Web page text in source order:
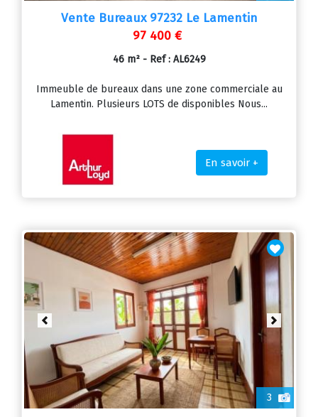
Vente Bureaux 97232 Le Lamentin
97 400 €
46 m² - Ref : AL6249
Immeuble de bureaux dans une zone commerciale au
Lamentin. Plusieurs LOTS de disponibles Nous...
En savoir +
3
Previous Next